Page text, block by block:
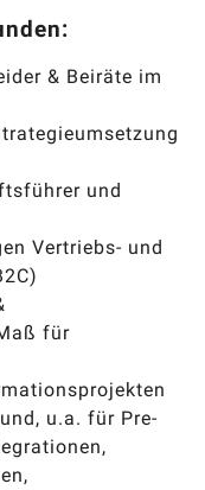
& Beiräte im
und
Vertriebs- und
für
u.a. für Pre-